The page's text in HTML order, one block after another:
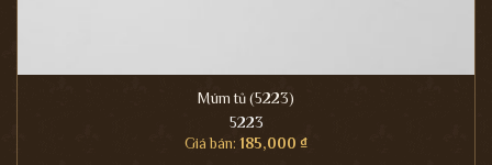
Múm tủ (5223)
5223
Giá bán: 185,000 ₫